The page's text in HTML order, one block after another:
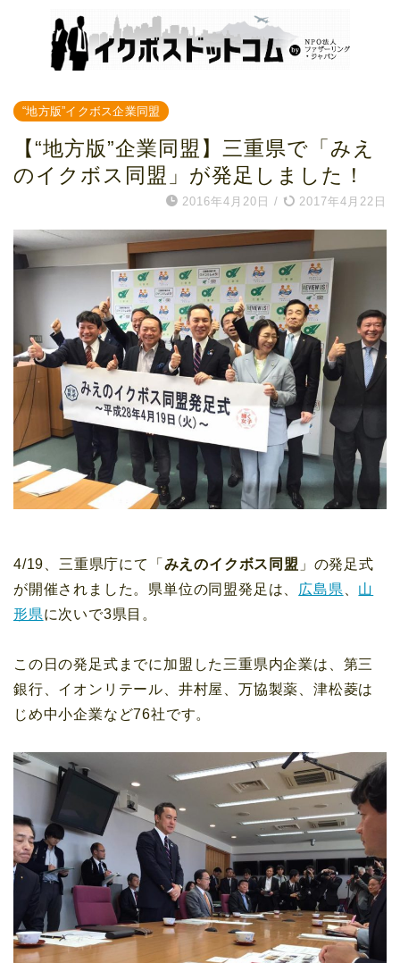
“地方版”イクボス企業同盟
【“地方版”企業同盟】三重県で「みえ
のイクボス同盟」が発足しました！
2016年4月20日 / 2017年4月22日
4/19、三重県庁にて「 みえのイクボス同盟 」の発足式
が開催されました。県単位の同盟発足は、
広島県
山
形県に次いで3県目。
この日の発足式までに加盟した三重県内企業は、第三
銀行、イオンリテール、井村屋、万協製薬、津松菱は
じめ中小企業など76社です。